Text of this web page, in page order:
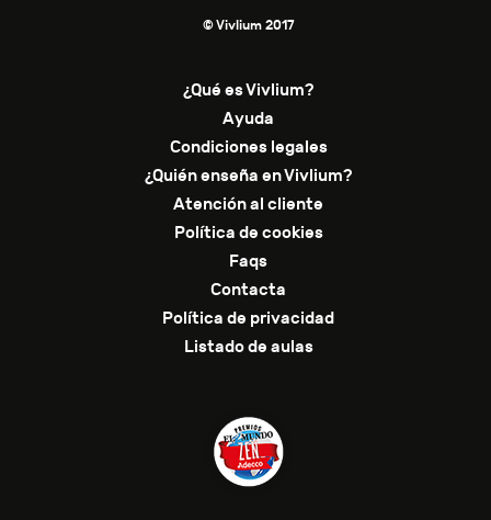
© Vivlium 2017
¿Qué es Vivlium?
Ayuda
Condiciones legales
¿Quién enseña en Vivlium?
Atención al cliente
Política de cookies
Faqs
Contacta
Política de privacidad
Listado de aulas